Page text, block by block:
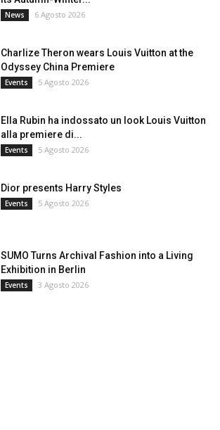
News 6 Agosto 2026
Charlize Theron wears Louis Vuitton at the
Odyssey China Premiere
Events 5 Agosto 2026
Ella Rubin ha indossato un look Louis Vuitton
alla premiere di...
Events 5 Agosto 2026
Dior presents Harry Styles
Events 5 Agosto 2026
SUMO Turns Archival Fashion into a Living
Exhibition in Berlin
Events 3 Agosto 2026